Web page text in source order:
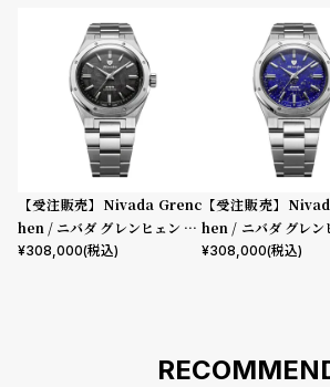
【受注販売】Nivada Grenc
hen / ニバダ グレンヒェン F7
7 Mark II SST Meteorite S
¥308,000(税込)
【受注販売】
hen / ニバダ グレン
7 Mark II SST
¥308,000(税込)